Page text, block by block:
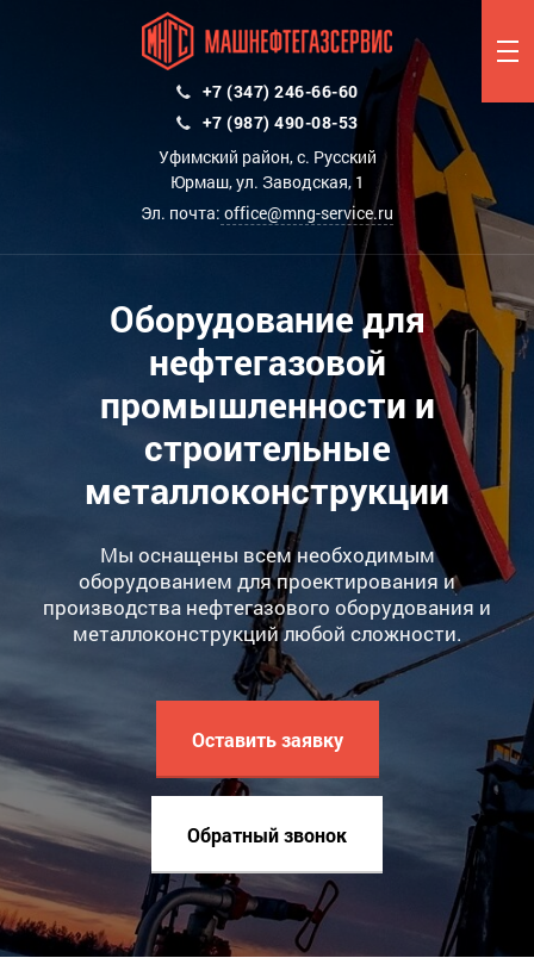
+7 (347) 246-66-60
+7 (987) 490-08-53
Уфимский район, с. Русский
Юрмаш, ул. Заводская, 1
Эл. почта: office@mng-service.ru
Оборудование для
нефтегазовой
промышленности и
строительные
металлоконструкции
Мы оснащены всем необходимым
оборудованием для проектирования и
производства нефтегазового оборудования и
металлоконструкций любой сложности.
Оставить заявку
Обратный звонок